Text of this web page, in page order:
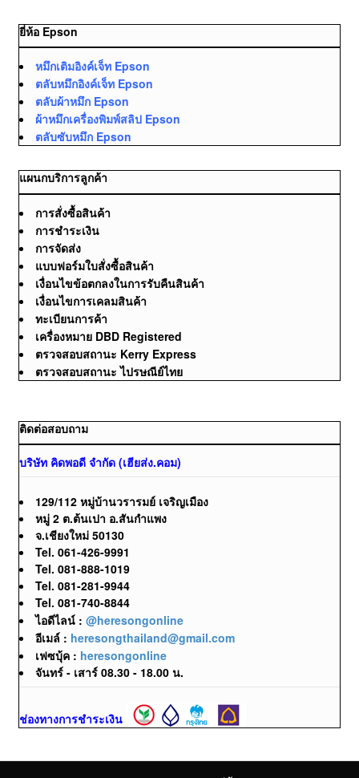
ยี่ห้อ Epson
หมึกเติมอิงค์เจ็ท Epson
ตลับหมึกอิงค์เจ็ท Epson
ตลับผ้าหมึก Epson
ผ้าหมึกเครื่องพิมพ์สลิป Epson
ตลับซับหมึก Epson
แผนกบริการลูกค้า
การสั่งซื้อสินค้า
การชำระเงิน
การจัดส่ง
แบบฟอร์มใบสั่งซื้อสินค้า
เงื่อนไขข้อตกลงในการรับคืนสินค้า
เงื่อนไขการเคลมสินค้า
ทะเบียนการค้า
เครื่องหมาย DBD Registered
ตรวจสอบสถานะ Kerry Express
ตรวจสอบสถานะ ไปรษณีย์ไทย
ติดต่อสอบถาม
บริษัท คิดพอดี จำกัด (เฮียส่ง.คอม)
129/112 หมู่บ้านวรารมย์ เจริญเมือง
หมู่ 2 ต.ต้นเปา อ.สันกำแพง
จ.เชียงใหม่ 50130
Tel. 061-426-9991
Tel. 081-888-1019
Tel. 081-281-9944
Tel. 081-740-8844
ไอดีไลน์ : @heresongonline
อีเมล์ : heresongthailand@gmail.com
เฟซบุ้ค : heresongonline
จันทร์ - เสาร์ 08.30 - 18.00 น.
ช่องทางการชำระเงิน